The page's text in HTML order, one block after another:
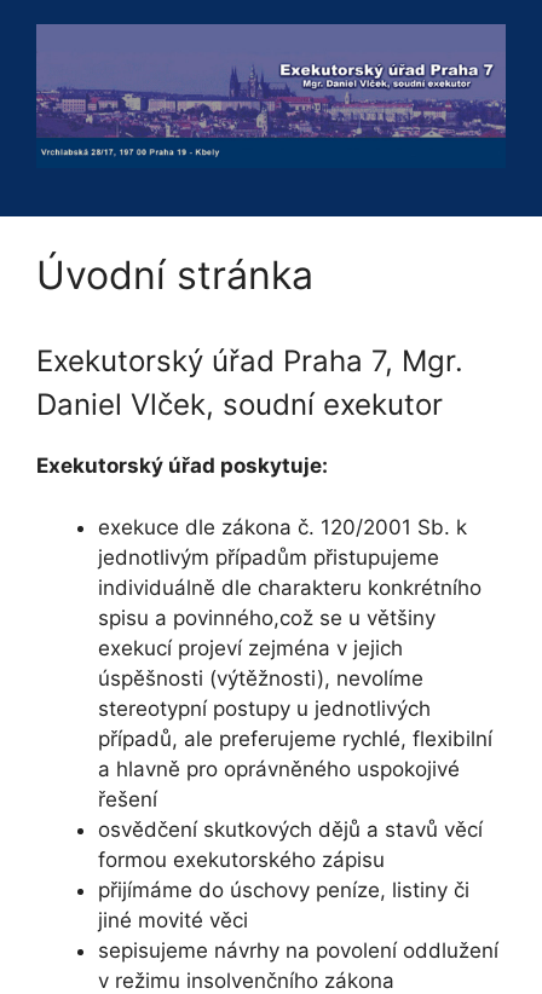
Úvodní stránka
Exekutorský úřad Praha 7, Mgr.
Daniel Vlček, soudní exekutor
Exekutorský úřad poskytuje:
exekuce dle zákona č. 120/2001 Sb. k
jednotlivým případům přistupujeme
individuálně dle charakteru konkrétního
spisu a povinného,což se u většiny
exekucí projeví zejména v jejich
úspěšnosti (výtěžnosti), nevolíme
stereotypní postupy u jednotlivých
případů, ale preferujeme rychlé, flexibilní
a hlavně pro oprávněného uspokojivé
řešení
osvědčení skutkových dějů a stavů věcí
formou exekutorského zápisu
přijímáme do úschovy peníze, listiny či
jiné movité věci
sepisujeme návrhy na povolení oddlužení
v režimu insolvenčního zákona